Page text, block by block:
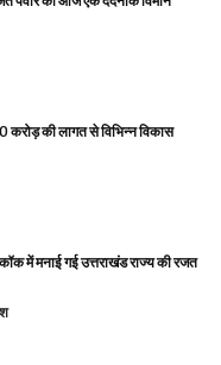
करोड़ की लागत से विभिन्न विकास
में मनाई गई उत्तराखंड राज्य की रजत